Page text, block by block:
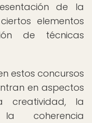
de la
elementos
de técnicas
estos concursos
en aspectos
creatividad, la
coherencia